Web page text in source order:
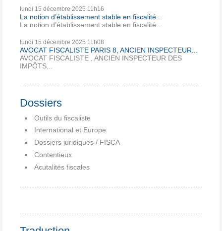
lundi 15 décembre 2025 11h16
La notion d’établissement stable en fiscalité...
La notion d’établissement stable en fiscalité...
lundi 15 décembre 2025 11h08
AVOCAT FISCALISTE PARIS 8, ANCIEN INSPECTEUR...
AVOCAT FISCALISTE , ANCIEN INSPECTEUR DES
IMPÔTS...
Dossiers
Outils du fiscaliste
International et Europe
Dossiers juridiques / FISCA
Contentieux
Acutalités fiscales